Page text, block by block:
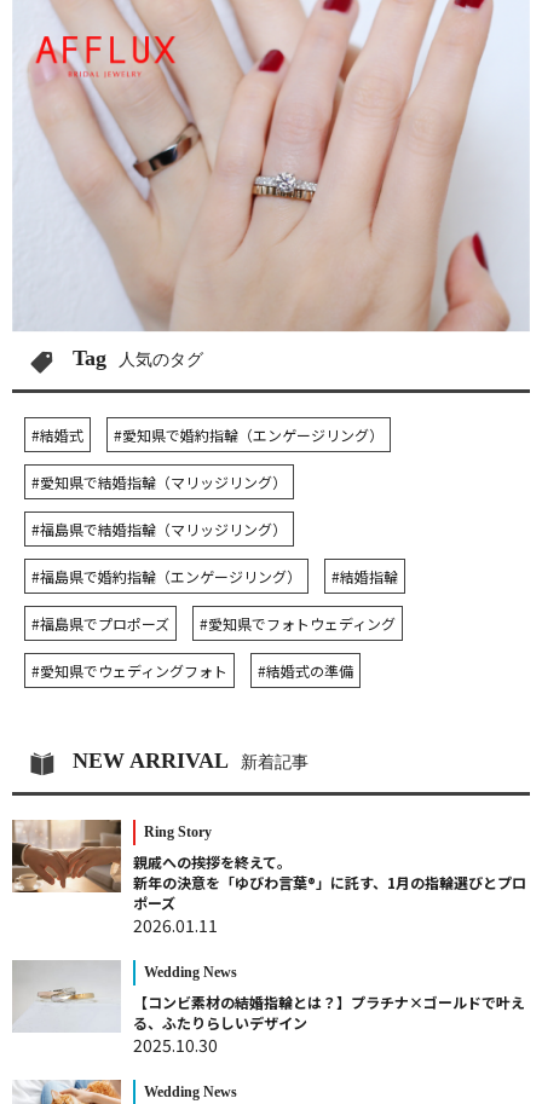
Tag 人気のタグ
#結婚式 #愛知県で婚約指輪（エンゲージリング）
#愛知県で結婚指輪（マリッジリング）
#福島県で結婚指輪（マリッジリング）
#福島県で婚約指輪（エンゲージリング） #結婚指輪
#福島県でプロポーズ #愛知県でフォトウェディング
#愛知県でウェディングフォト #結婚式の準備
NEW ARRIVAL 新着記事
Ring Story
親戚への挨拶を終えて。
新年の決意を「ゆびわ言葉®」に託す、1月の指輪選びとプロ
ポーズ
2026.01.11
Wedding News
【コンビ素材の結婚指輪とは？】プラチナ×ゴールドで叶え
る、ふたりらしいデザイン
2025.10.30
Wedding News